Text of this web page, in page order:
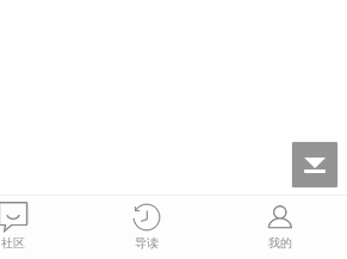
社区 导读 我的